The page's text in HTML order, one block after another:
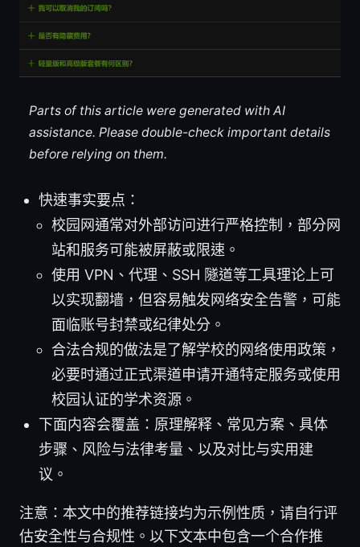
Parts of this article were generated with AI
assistance. Please double-check important details
before relying on them.
快速事实要点：
校园网通常对外部访问进行严格控制，部分网
站和服务可能被屏蔽或限速。
使用 VPN、代理、SSH 隧道等工具理论上可
以实现翻墙，但容易触发网络安全告警，可能
面临账号封禁或纪律处分。
合法合规的做法是了解学校的网络使用政策，
必要时通过正式渠道申请开通特定服务或使用
校园认证的学术资源。
下面内容会覆盖：原理解释、常见方案、具体
步骤、风险与法律考量、以及对比与实用建
议。
注意：本文中的推荐链接均为示例性质，请自行评
估安全性与合规性。以下文本中包含一个合作推